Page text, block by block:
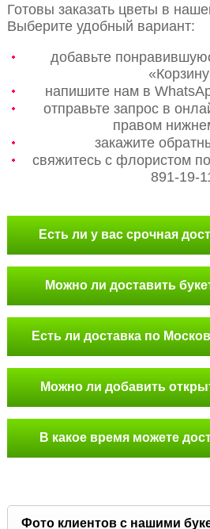
Готовы заказать цветы в
Выберите удобный вариант:
добавьте
напишите нам в
отправьте запрос в
правом
закажите
свяжитесь с флористом
891-19-
Есть ли у вас срочная
Можно ли доставить
Есть ли доставка по
Можно ли добавить
В какое время можете
Фото клиентов с нашими